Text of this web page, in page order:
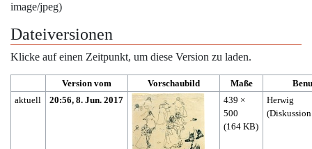
image/jpeg)
Dateiversionen
Klicke auf einen Zeitpunkt, um diese Version zu laden.
Version vom Vorschaubild Maße
aktuell
20:56, 8. Jun. 2017
439 ×
500
(164 KB)
Herwig
(Diskussion